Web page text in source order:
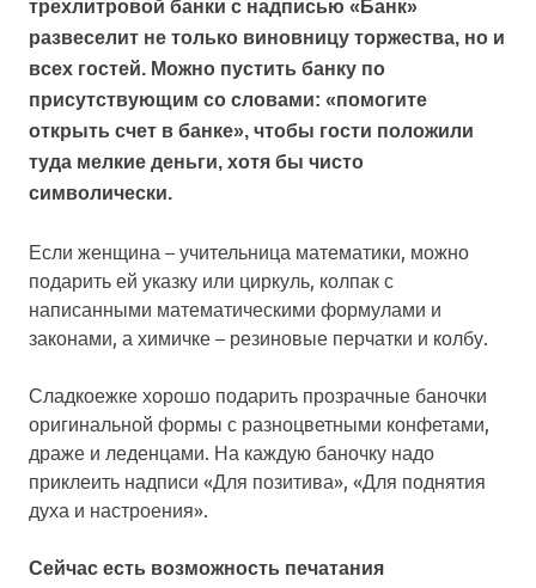
трехлитровой банки с надписью «Банк»
развеселит не только виновницу торжества, но и
всех гостей. Можно пустить банку по
присутствующим со словами: «помогите
открыть счет в банке», чтобы гости положили
туда мелкие деньги, хотя бы чисто
символически.
Если женщина – учительница математики, можно
подарить ей указку или циркуль, колпак с
написанными математическими формулами и
законами, а химичке – резиновые перчатки и колбу.
Сладкоежке хорошо подарить прозрачные баночки
оригинальной формы с разноцветными конфетами,
драже и леденцами. На каждую баночку надо
приклеить надписи «Для позитива», «Для поднятия
духа и настроения».
Сейчас есть возможность печатания